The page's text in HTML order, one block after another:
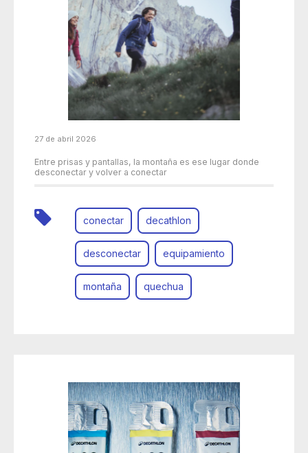
27 de abril 2026
Entre prisas y pantallas, la montaña es ese lugar donde
desconectar y volver a conectar
conectar decathlon
desconectar equipamiento
montaña quechua